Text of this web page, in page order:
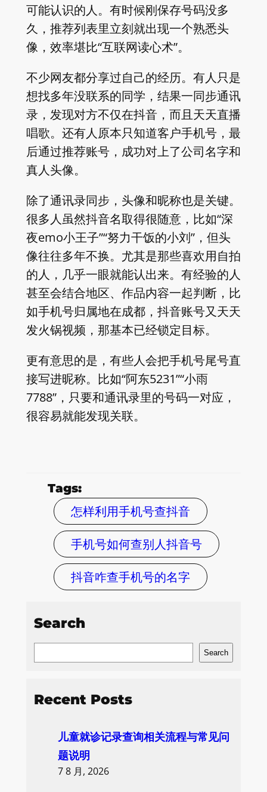
可能认识的人。有时候刚保存号码没多
久，推荐列表里立刻就出现一个熟悉头
像，效率堪比“互联网读心术”。
不少网友都分享过自己的经历。有人只是
想找多年没联系的同学，结果一同步通讯
录，发现对方不仅在抖音，而且天天直播
唱歌。还有人原本只知道客户手机号，最
后通过推荐账号，成功对上了公司名字和
真人头像。
除了通讯录同步，头像和昵称也是关键。
很多人虽然抖音名取得很随意，比如“深
夜emo小王子”“努力干饭的小刘”，但头
像往往多年不换。尤其是那些喜欢用自拍
的人，几乎一眼就能认出来。有经验的人
甚至会结合地区、作品内容一起判断，比
如手机号归属地在成都，抖音账号又天天
发火锅视频，那基本已经锁定目标。
更有意思的是，有些人会把手机号尾号直
接写进昵称。比如“阿东5231”“小雨
7788”，只要和通讯录里的号码一对应，
很容易就能发现关联。
Tags:
怎样利用手机号查抖音
手机号如何查别人抖音号
抖音咋查手机号的名字
Search
r
Search
Recent Posts
儿童就诊记录查询相关流程与常见问
题说明
7 8 月, 2026